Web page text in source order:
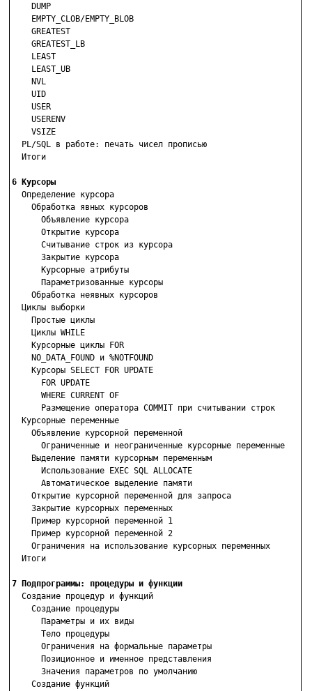
    DUMP
    EMPTY_CLOB/EMPTY_BLOB
    GREATEST
    GREATEST_LB
    LEAST
    LEAST_UB
    NVL
    UID
    USER
    USERENV
    VSIZE
  PL/SQL в работе: печать чисел прописью
  Итоги
6 Курсоры
Определение курсора
    Обработка явных курсоров
      Объявление курсора
      Открытие курсора
      Считывание строк из курсора
      Закрытие курсора
      Курсорные атрибуты
      Параметризованные курсоры
    Обработка неявных курсоров
  Циклы выборки
    Простые циклы
    Циклы WHILE
    Курсорные циклы FOR
    NO_DATA_FOUND и %NOTFOUND
    Курсоры SELECT FOR UPDATE
      FOR UPDATE
      WHERE CURRENT OF
      Размещение оператора COMMIT при считывании строк
  Курсорные переменные
    Объявление курсорной переменной
      Ограниченные и неограниченные курсорные переменные
    Выделение памяти курсорным переменным
      Использование ЕХЕС SQL ALLOCATE
      Автоматическое выделение памяти
    Открытие курсорной переменной для запроса
    Закрытие курсорных переменных
    Пример курсорной переменной 1
    Пример курсорной переменной 2
    Ограничения на использование курсорных переменных
  Итоги
7 Подпрограммы: процедуры и функции
Создание процедур и функций
    Создание процедуры
      Параметры и их виды
      Тело процедуры
      Ограничения на формальные параметры
      Позиционное и именное представления
      Значения параметров по умолчанию
    Создание функций